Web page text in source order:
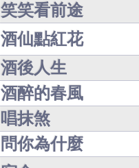
笑笑看前途
酒仙點紅花
酒後人生
酒醉的春風
唱抹煞
問你為什麼